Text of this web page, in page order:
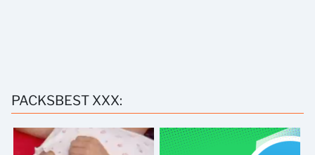
PACKSBEST XXX: